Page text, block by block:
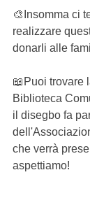
🎨Insomma ci
realizzare
donarli alle
📖Puoi trovare
Biblioteca
il disegbo fa
che verrà
aspettiamo!